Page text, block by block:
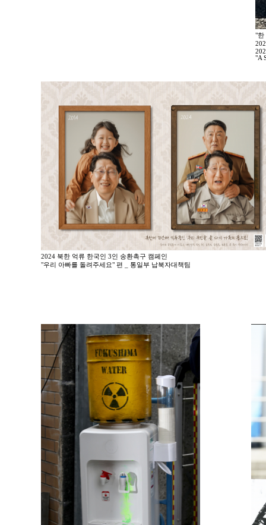
"한
"A
2024 북한 억류 한국인 3인 송환촉구 캠페인
"우리 아빠를 돌려주세요" 편 _ 통일부 납북자대책팀